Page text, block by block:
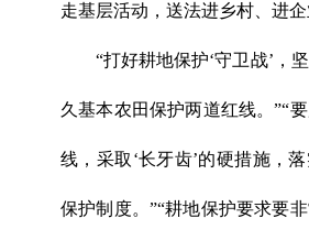
走基层活动，送法进乡村、进企
“打好耕地保护‘守卫战’，
久基本农田保护两道红线。”“
线，采取‘长牙齿’的硬措施，
保护制度。”“耕地保护要求要